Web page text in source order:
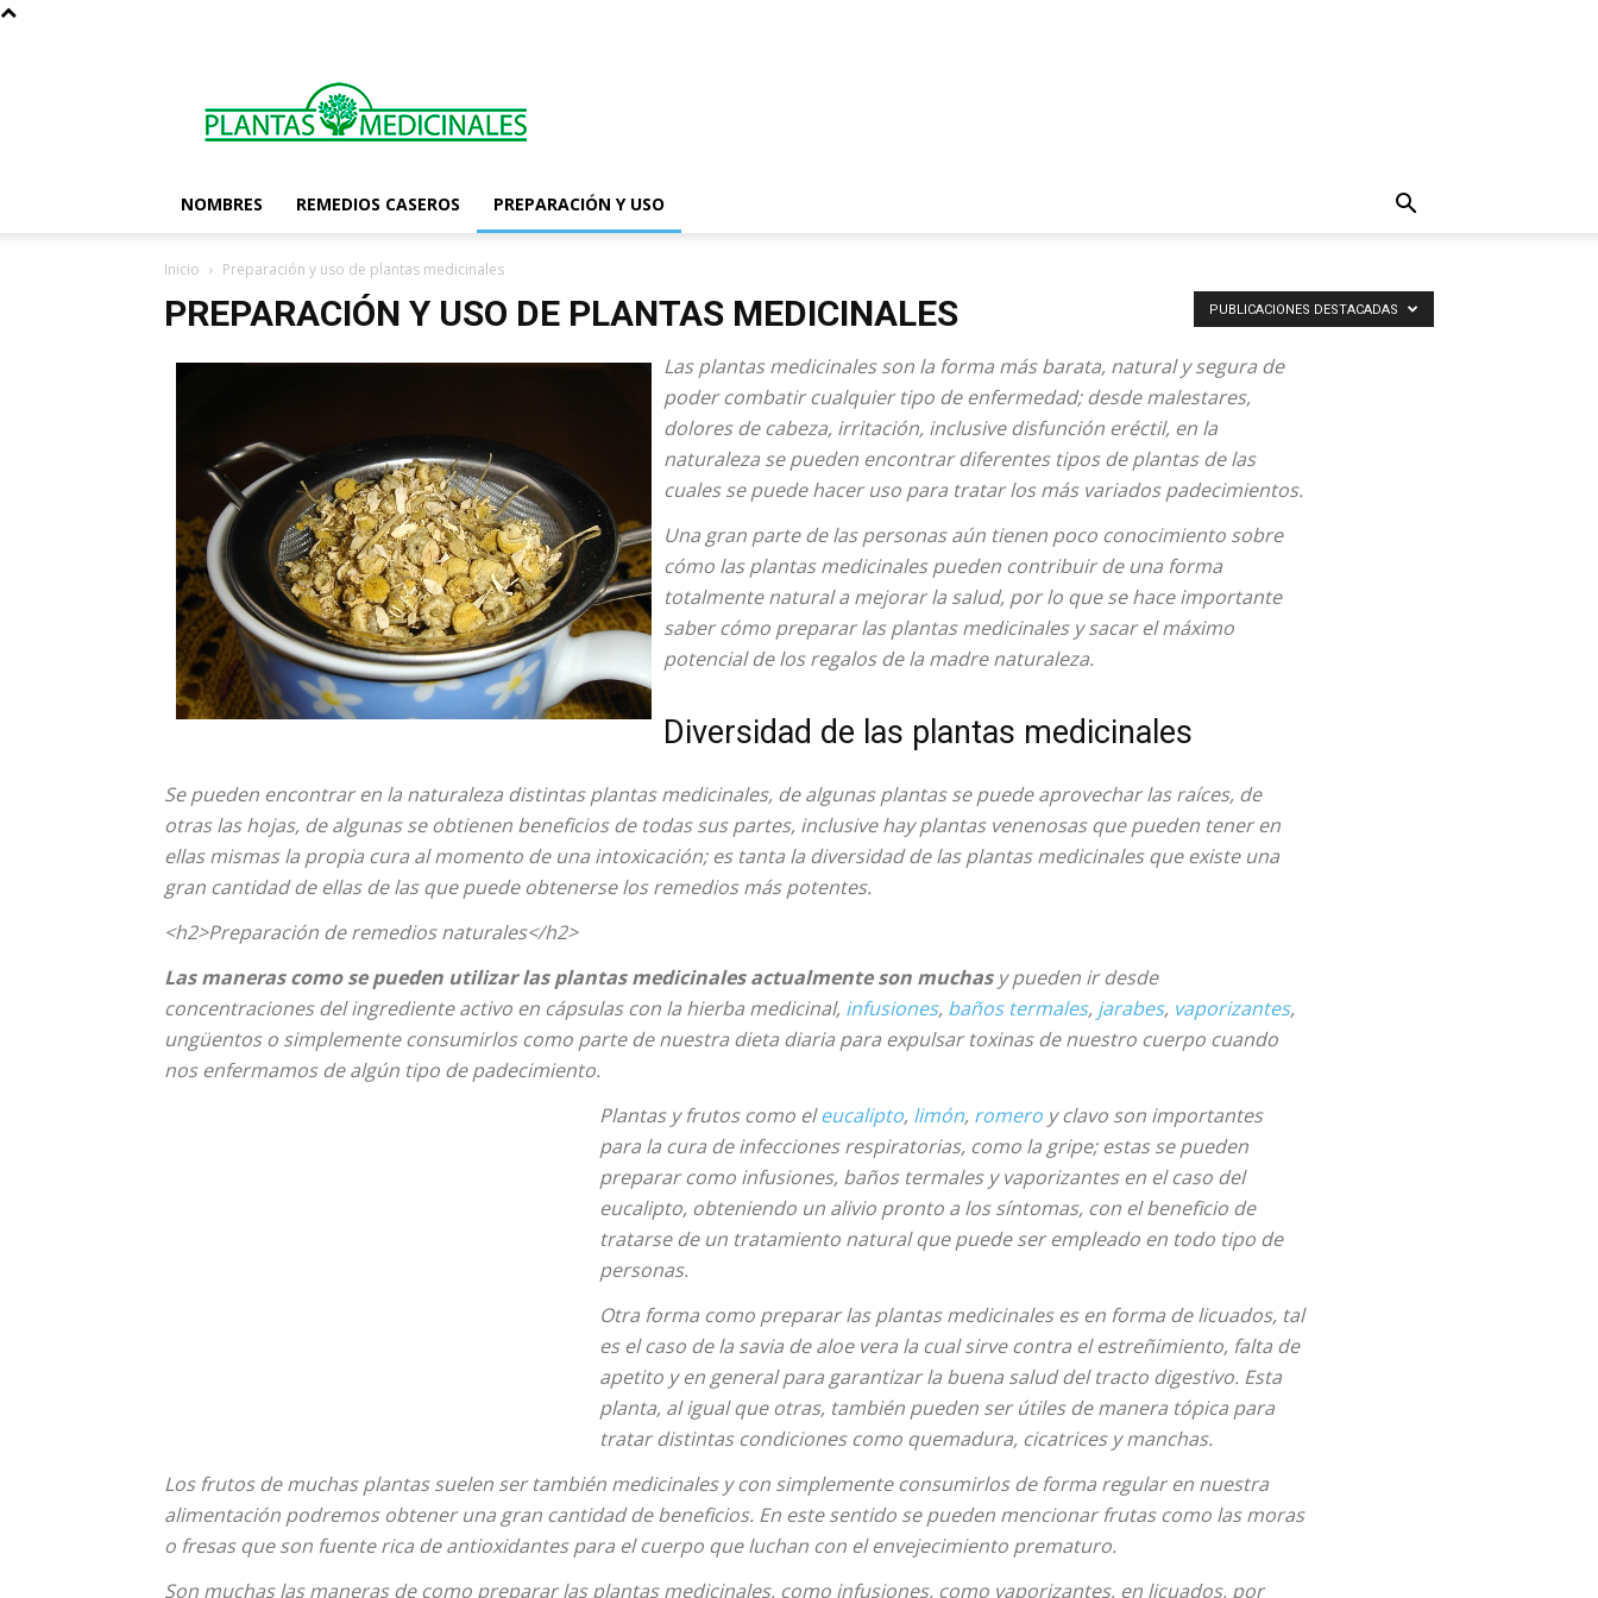
Plantas
Medicinales
NOMBRES REMEDIOS CASEROS PREPARACIÓN Y USO
Inicio Preparación y uso de plantas medicinales
PREPARACIÓN Y USO DE PLANTAS MEDICINALES
Las plantas medicinales son la forma más barata, natural y segura de
poder combatir cualquier tipo de enfermedad; desde malestares,
dolores de cabeza, irritación, inclusive disfunción eréctil, en la
naturaleza se pueden encontrar diferentes tipos de plantas de las
cuales se puede hacer uso para tratar los más variados padecimientos.
Una gran parte de las personas aún tienen poco conocimiento sobre
cómo las plantas medicinales pueden contribuir de una forma
totalmente natural a mejorar la salud, por lo que se hace importante
saber cómo preparar las plantas medicinales y sacar el máximo
potencial de los regalos de la madre naturaleza.
Diversidad de las plantas medicinales
Se pueden encontrar en la naturaleza distintas plantas medicinales, de algunas plantas se puede aprovechar las raíces, de
otras las hojas, de algunas se obtienen beneficios de todas sus partes, inclusive hay plantas venenosas que pueden tener en
ellas mismas la propia cura al momento de una intoxicación; es tanta la diversidad de las plantas medicinales que existe una
gran cantidad de ellas de las que puede obtenerse los remedios más potentes.
<h2>Preparación de remedios naturales</h2>
Las maneras como se pueden utilizar las plantas medicinales actualmente son muchasy pueden ir desde
concentraciones del ingrediente activo en cápsulas con la hierba medicinal, infusiones, baños termales, jarabes, vaporizantes,
ungüentos o simplemente consumirlos como parte de nuestra dieta diaria para expulsar toxinas de nuestro cuerpo cuando
nos enfermamos de algún tipo de padecimiento.
Plantas y frutos como eleucalipto, limón, romero y clavo son importantes
para la cura de infecciones respiratorias, como la gripe; estas se pueden
preparar como infusiones, baños termales y vaporizantes en el caso del
eucalipto, obteniendo un alivio pronto a los síntomas, con el beneficio de
tratarse de un tratamiento natural que puede ser empleado en todo tipo de
personas.
Otra forma como preparar las plantas medicinales es en forma de licuados, tal
es el caso de la savia de aloe vera la cual sirve contra el estreñimiento, falta de
apetito y en general para garantizar la buena salud del tracto digestivo. Esta
planta, al igual que otras, también pueden ser útiles de manera tópica para
tratar distintas condiciones como quemadura, cicatrices y manchas.
Los frutos de muchas plantas suelen ser también medicinales y con simplemente consumirlos de forma regular en nuestra
alimentación podremos obtener una gran cantidad de beneficios. En este sentido se pueden mencionar frutas como las moras
o fresas que son fuente rica de antioxidantes para el cuerpo que luchan con el envejecimiento prematuro.
Son muchas las maneras de como preparar las plantas medicinales, como infusiones, como vaporizantes, en licuados, por
PUBLICACIONES DESTACADAS